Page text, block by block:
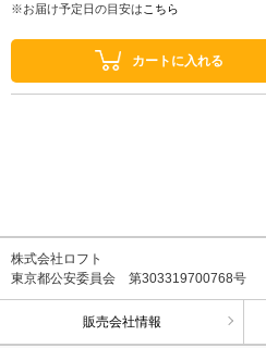
※お届け予定日の目安は こちら
カートに入れる
株式会社ロフト
東京都公安委員会 第303319700768号
販売会社情報